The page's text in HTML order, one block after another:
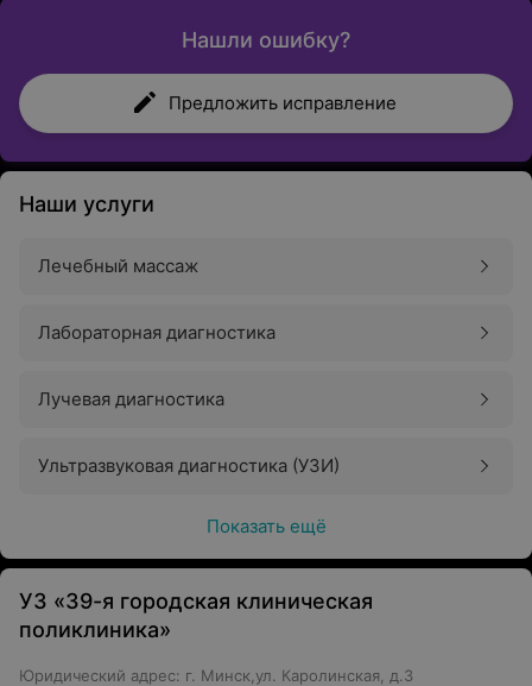
Нашли ошибку?
Предложить исправление
Наши услуги
Лечебный массаж
Лабораторная диагностика
Лучевая диагностика
Ультразвуковая диагностика (УЗИ)
Показать ещё
УЗ «39-я городская клиническая
поликлиника»
Юридический адрес: г. Минск,ул. Каролинская, д.3